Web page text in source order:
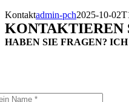
Kontaktadmin-pch2025-10-
KONTAKTIEREN
HABEN SIE FRAGEN?